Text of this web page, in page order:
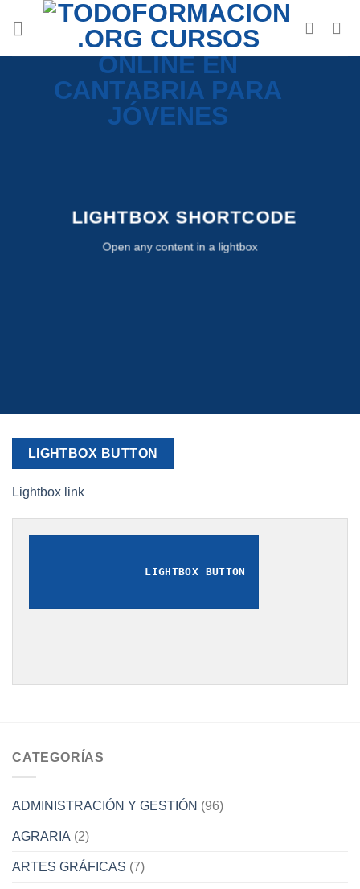
LIGHTBOX SHORTCODE
Open any content in a lightbox
LIGHTBOX BUTTON
Lightbox link
LIGHTBOX BUTTON
CATEGORÍAS
ADMINISTRACIÓN Y GESTIÓN (96)
AGRARIA (2)
ARTES GRÁFICAS (7)